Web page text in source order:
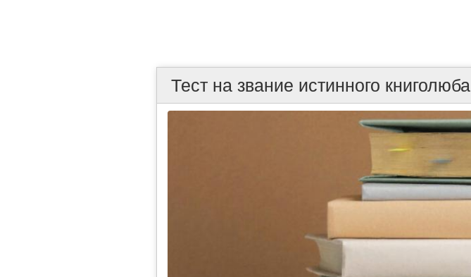
Тест на звание истинного книголюба